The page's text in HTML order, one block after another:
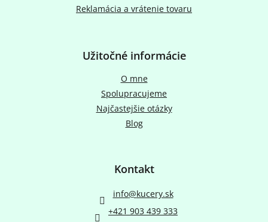
Reklamácia a vrátenie tovaru
Užitočné informácie
O mne
Spolupracujeme
Najčastejšie otázky
Blog
Kontakt
info@kucery.sk
+421 903 439 333